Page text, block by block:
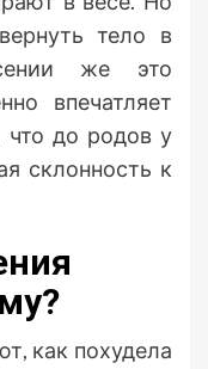
тело в
же это
впечатляет
что до родов у
склонность к
как похудела